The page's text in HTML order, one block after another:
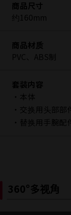
商品尺寸
约160mm
商品材质
PVC、ABS制
套装内容
・本体
・交换用头部部
・替换用手腕配
360°多视角